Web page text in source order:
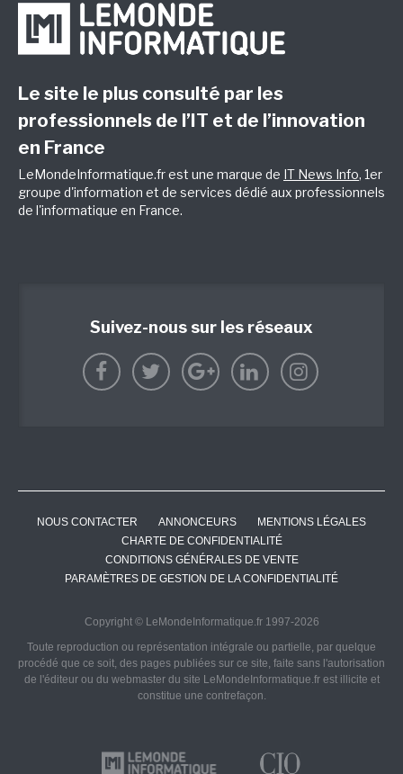
Le site le plus consulté par les
professionnels de l’IT et de l’innovation
en France
LeMondeInformatique.fr est une marque de IT News Info, 1er
groupe d'information et de services dédié aux professionnels
de l'informatique en France.
Suivez-nous sur les réseaux
NOUS CONTACTER ANNONCEURS
MENTIONS LÉGALES
CHARTE DE CONFIDENTIALITÉ
CONDITIONS GÉNÉRALES DE VENTE
PARAMÈTRES DE GESTION DE LA CONFIDENTIALITÉ
Copyright © LeMondeInformatique.fr 1997-2026
Toute reproduction ou représentation intégrale ou partielle, par quelque
procédé que ce soit, des pages publiées sur ce site, faite sans l'autorisation
de l'éditeur ou du webmaster du site LeMondeInformatique.fr est illicite et
constitue une contrefaçon.